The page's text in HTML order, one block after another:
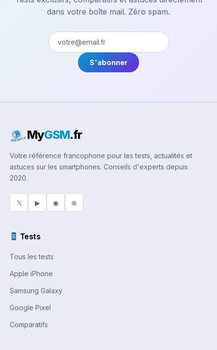
dans votre boîte mail. Zéro spam.
S'abonner
MyGSM.fr
Votre référence francophone pour les tests, actualités et
astuces sur les smartphones. Conseils d'experts depuis
2020.
𝕏 ▶ ◉ ⊕
Tests
Tous les tests
Apple iPhone
Samsung Galaxy
Google Pixel
Comparatifs